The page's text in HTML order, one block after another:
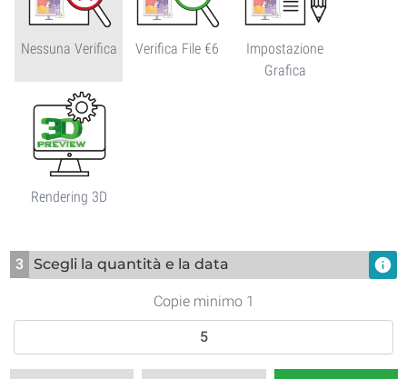
Nessuna Verifica Verifica File €6
Impostazione
Grafica
Rendering 3D
3 Scegli la quantità e la data info
Copie minimo 1